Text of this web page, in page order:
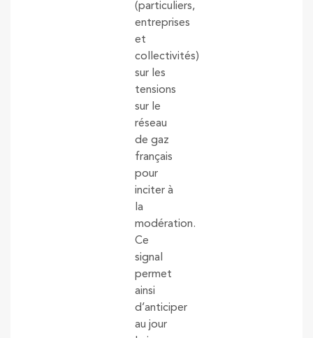
(particuliers,
entreprises
et
collectivités)
sur les
tensions
sur le
réseau
de gaz
français
pour
inciter à
la
modération.
Ce
signal
permet
ainsi
d’anticiper
au jour